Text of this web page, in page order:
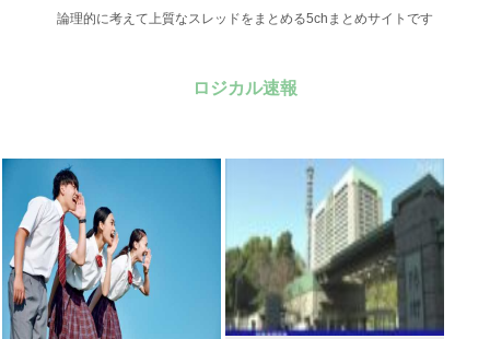
論理的に考えて上質なスレッドをまとめる5chまとめサイトです
ロジカル速報